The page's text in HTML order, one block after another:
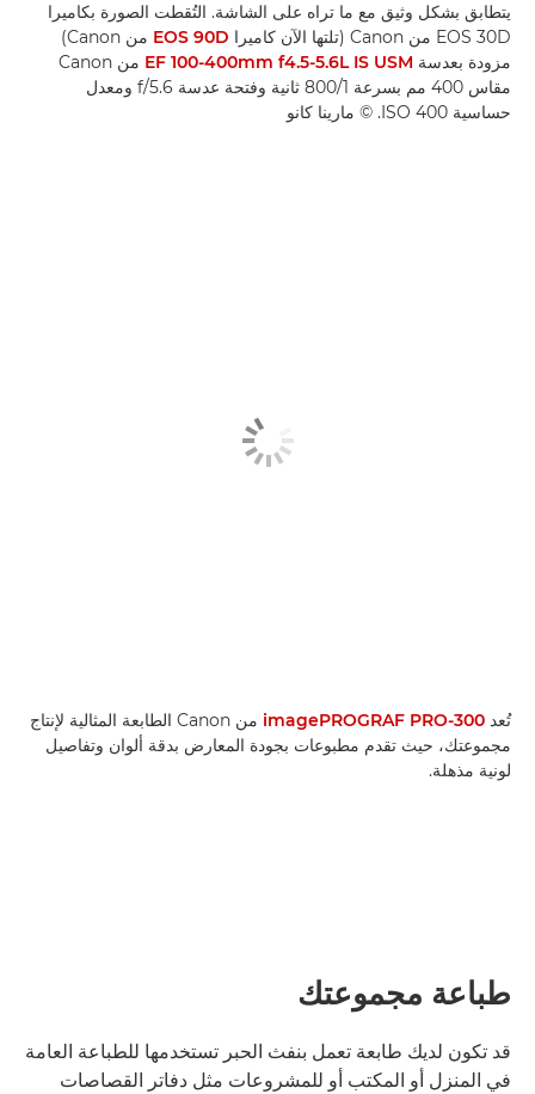
يتطابق بشكل وثيق مع ما تراه على الشاشة. التُقطت الصورة بكاميرا
EOS 30D من Canon (تلتها الآن كاميرا
EOS 90D
من Canon)
مزودة بعدسة EF 100-400mm f4.5-5.6L IS USM
من Canon
مقاس 400 مم بسرعة 1/‏800 ثانية وفتحة عدسة f/5.6 ومعدل
حساسية ISO 400. © مارينا كانو
تُعد imagePROGRAF PRO-300
من Canon الطابعة المثالية لإنتاج
مجموعتك، حيث تقدم مطبوعات بجودة المعارض بدقة ألوان وتفاصيل
لونية مذهلة.
طباعة مجموعتك
قد تكون لديك طابعة تعمل بنفث الحبر تستخدمها للطباعة العامة
في المنزل أو المكتب أو للمشروعات مثل دفاتر القصاصات